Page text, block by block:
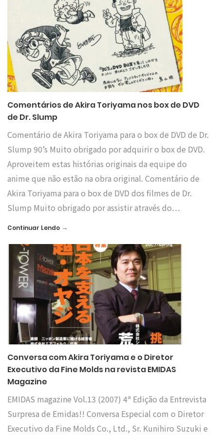
Comentários de Akira Toriyama nos box de DVD
de Dr. Slump
Comentário de Akira Toriyama para o box de DVD de Dr.
Slump 90’s Muito obrigado por adquirir o box de DVD.
Aproveitem estas histórias originais da equipe do
anime que não estão na obra original. Comentário de
Akira Toriyama para o box de DVD dos filmes de Dr.
Slump Muito obrigado por assistir através do…
Continuar Lendo →
Conversa com Akira Toriyama e o Diretor
Executivo da Fine Molds na revista EMIDAS
Magazine
EMIDAS magazine Vol.13 (2007) 4ª Edição da Entrevista
Surpresa de Emidas!! Conversa Especial com o Diretor
Executivo da Fine Molds Co., Ltd., Sr. Kunihiro Suzuki e